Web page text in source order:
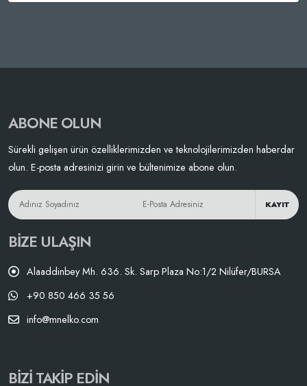
ABONE OLUN
Sürekli gelişen ürün özelliklerimizden ve teknolojilerimizden haberdar
olun. E-posta adresinizi girin ve bültenimize abone olun.
KAYIT
BIZE ULAŞIN
Alaaddinbey Mh. 636. Sk. Sarp Plaza No:1/2 Nilüfer/BURSA
+90 850 466 35 56
info@mnelko.com
BIZI TAKIP EDIN